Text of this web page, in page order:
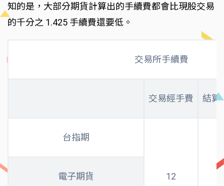
知的是，大部分期貨計算出的手續費都會比現股交易
的千分之 1.425 手續費還要低。
交易所手續費
交易經手費 結算
台指期
12
電子期貨